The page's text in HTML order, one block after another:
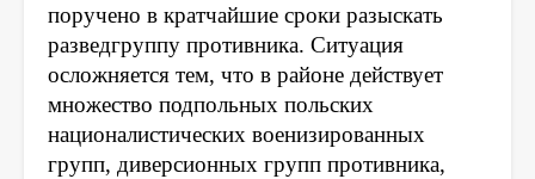
поручено в кратчайшие сроки разыскать
разведгруппу противника. Ситуация
осложняется тем, что в районе действует
множество подпольных польских
националистических военизированных
групп, диверсионных групп противника,